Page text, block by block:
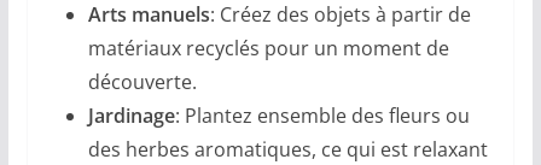
Arts manuels: Créez des objets à partir de
matériaux recyclés pour un moment de
découverte.
Jardinage: Plantez ensemble des fleurs ou
des herbes aromatiques, ce qui est relaxant